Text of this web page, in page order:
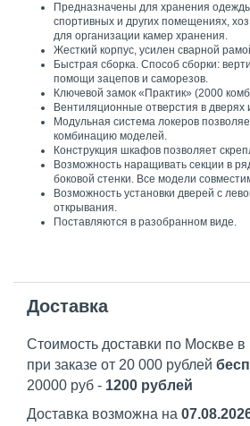
Предназначены для хранения
спортивных и других помещениях,
для организации камер хранения.
Жесткий корпус, усилен сварной
Быстрая сборка. Способ сборки:
помощи зацепов и саморезов.
Ключевой замок «Практик» (2000
Вентиляционные отверстия в дверях
Модульная система локеров
комбинацию моделей.
Конструкция шкафов позволяет
Возможность наращивать секции в
боковой стенки. Все модели
Возможность установки дверей с
открывания.
Поставляются в разобранном виде.
Доставка
Стоимость доставки по Москве
при заказе от 20 000 рублей
20000 руб - 1200 рублей
Доставка возможна на